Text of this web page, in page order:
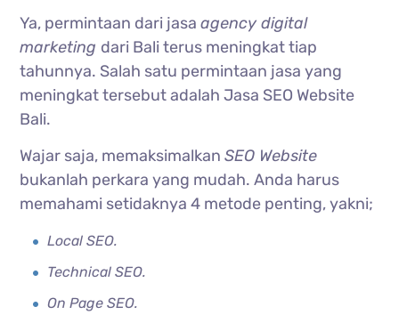
Ya, permintaan dari jasaagency digital
marketing dari Bali terus meningkat tiap
tahunnya. Salah satu permintaan jasa yang
meningkat tersebut adalah Jasa SEO Website
Bali.
Wajar saja, memaksimalkanSEO Website
bukanlah perkara yang mudah. Anda harus
memahami setidaknya 4 metode penting, yakni;
Local SEO.
Technical SEO.
On Page SEO.